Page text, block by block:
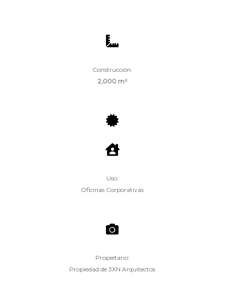

Construcción:
2,000 m²


Uso:
Oficinas Corporativas

Propietario:
Propiedad de 3XN Arquitectos